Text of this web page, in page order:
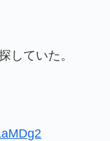
していた。